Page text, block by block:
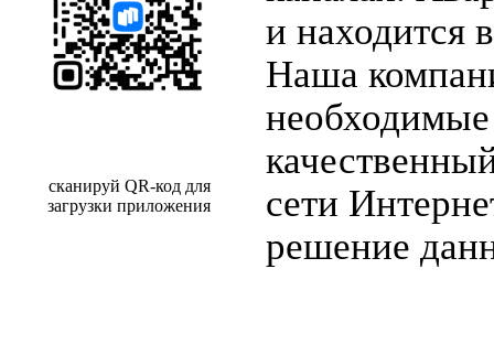
сканируй QR-код для
загрузки приложения
и находится
Наша
необходимые
сети
решение